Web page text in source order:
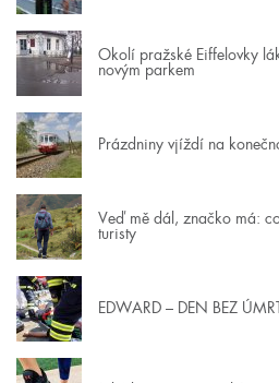
Okolí pražské Eiffelovky
novým parkem
Prázdniny vjíždí na
Veď mě dál, značko má:
turisty
EDWARD – DEN BEZ